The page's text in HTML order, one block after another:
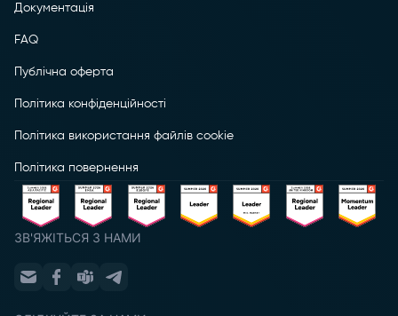
Документація
FAQ
Публічна оферта
Політика конфіденційності
Політика використання файлів cookie
Політика повернення
ЗВ'ЯЖІТЬСЯ З НАМИ